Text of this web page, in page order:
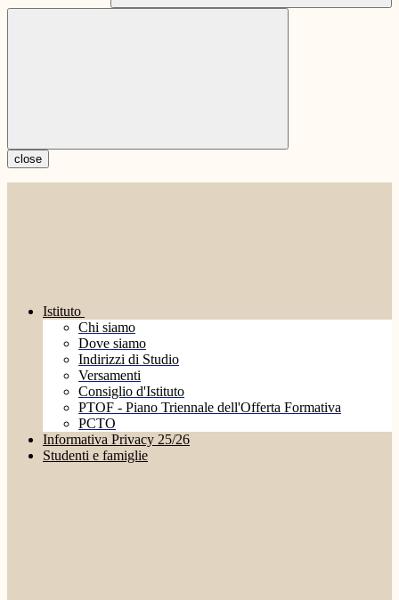
close
Istituto
Chi siamo
Dove siamo
Indirizzi di Studio
Versamenti
Consiglio d'Istituto
PTOF - Piano Triennale dell'Offerta Formativa
PCTO
Informativa Privacy 25/26
Studenti e famiglie